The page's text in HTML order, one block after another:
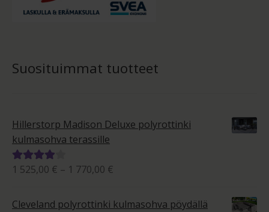
Suosituimmat tuotteet
Hillerstorp Madison Deluxe polyrottinki
kulmasohva terassille
Arvostelu
4.00
/ 5
1 525,00 € – 1 770,00 €
525,00 €
Cleveland polyrottinki kulmasohva pöydällä